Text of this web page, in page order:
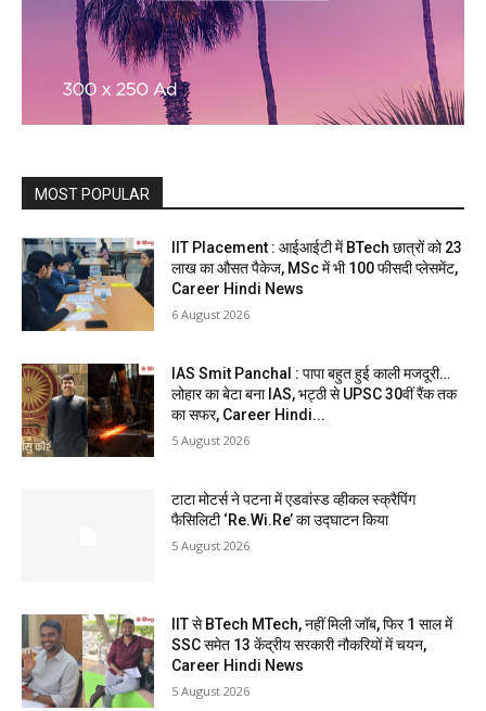
MOST POPULAR
IIT Placement : आईआईटी में BTech छात्रों को 23
लाख का औसत पैकेज, MSc में भी 100 फीसदी प्लेसमेंट,
Career Hindi News
6 August 2026
IAS Smit Panchal : पापा बहुत हुई काली मजदूरी…
लोहार का बेटा बना IAS, भट्ठी से UPSC 30वीं रैंक तक
का सफर, Career Hindi...
5 August 2026
टाटा मोटर्स ने पटना में एडवांस्ड व्हीकल स्क्रैपिंग
फैसिलिटी ‘Re.Wi.Re’ का उद्घाटन किया
5 August 2026
IIT से BTech MTech, नहीं मिली जॉब, फिर 1 साल में
SSC समेत 13 केंद्रीय सरकारी नौकरियों में चयन,
Career Hindi News
5 August 2026